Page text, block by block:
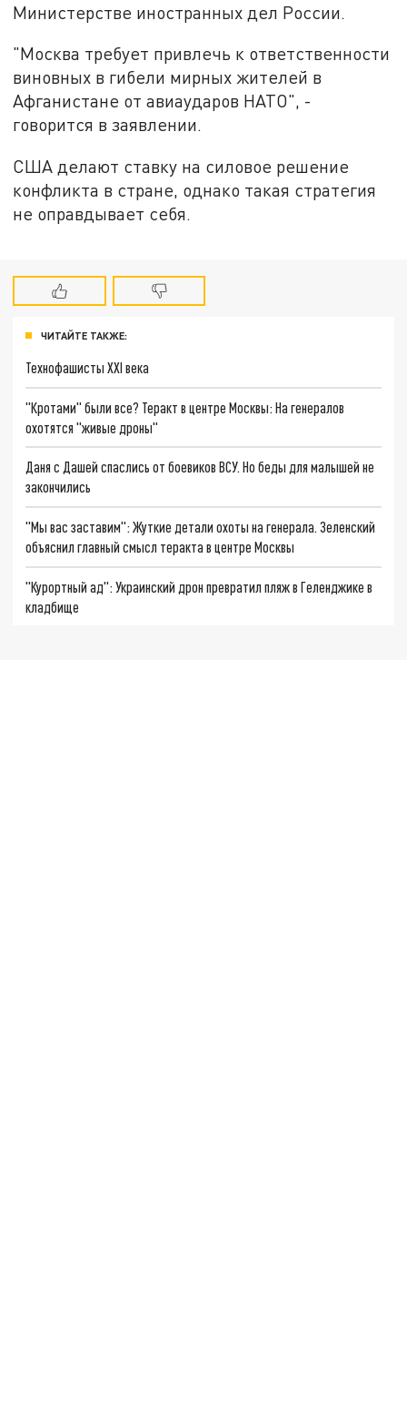
Министерстве иностранных дел России.
"Москва требует привлечь к ответственности
виновных в гибели мирных жителей в
Афганистане от авиаударов НАТО", -
говорится в заявлении.
США делают ставку на силовое решение
конфликта в стране, однако такая стратегия
не оправдывает себя.
ЧИТАЙТЕ ТАКЖЕ:
Технофашисты XXI века
"Кротами" были все? Теракт в центре Москвы: На генералов
охотятся "живые дроны"
Даня с Дашей спаслись от боевиков ВСУ. Но беды для малышей не
закончились
"Мы вас заставим": Жуткие детали охоты на генерала. Зеленский
объяснил главный смысл теракта в центре Москвы
"Курортный ад": Украинский дрон превратил пляж в Геленджике в
кладбище